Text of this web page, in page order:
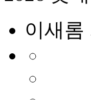
이새롬